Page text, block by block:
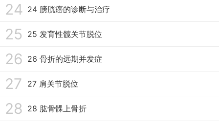
24 24 膀胱癌的诊断与治疗
25 25 发育性髋关节脱位
26 26 骨折的远期并发症
27 27 肩关节脱位
28 28 肱骨髁上骨折